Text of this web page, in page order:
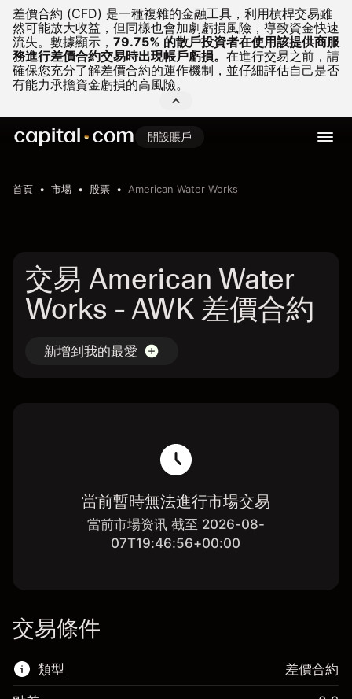
差價合約 (CFD) 是一種複雜的金融工具，利用槓桿交易雖
然可能放大收益，但同樣也會加劇虧損風險，導致資金快速
流失。 數據顯示， 79.75% 的散戶投資者在使用該提供商服
務進行差價合約交易時出現帳戶虧損。 在進行交易之前，請
確保您充分了解差價合約的運作機制，並仔細評估自己是否
有能力承擔資金虧損的高風險。
開設賬戶
首頁 市場 股票 American Water Works
交易 American Water
Works - AWK 差價合約
新增到我的最愛
當前暫時無法進行市場交易
當前市場资讯 截至 2026-08-
07T19:46:56+00:00
交易條件
類型 差價合約